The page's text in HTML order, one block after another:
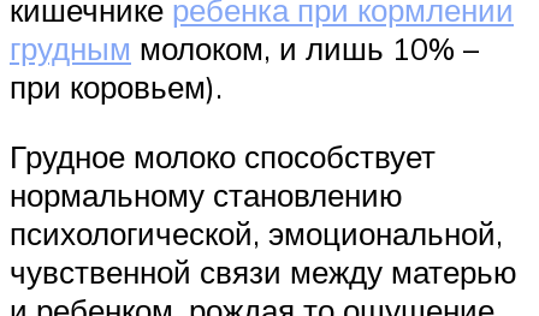
кишечнике ребенка при кормлении
грудным молоком, и лишь 10% –
при коровьем).
Грудное молоко способствует
нормальному становлению
психологической, эмоциональной,
чувственной связи между матерью